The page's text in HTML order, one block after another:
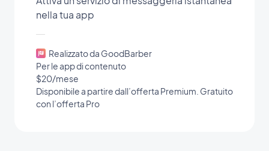
nella tua app
Realizzato da GoodBarber
Per le app di contenuto
$20/mese
Disponibile a partire dall’offerta Premium. Gratuito
con l’offerta Pro